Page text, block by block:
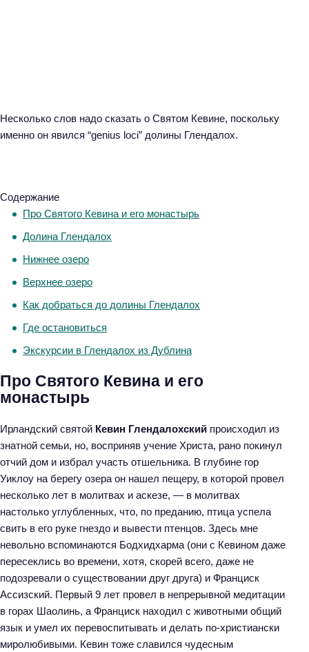
Несколько слов надо сказать о Святом Кевине, поскольку
именно он явился “genius loci” долины Глендалох.
Содержание
Про Святого Кевина и его монастырь
Долина Глендалох
Нижнее озеро
Верхнее озеро
Как добраться до долины Глендалох
Где остановиться
Экскурсии в Глендалох из Дублина
Про Святого Кевина и его
монастырь
Ирландский святой Кевин Глендалохский происходил из
знатной семьи, но, восприняв учение Христа, рано покинул
отчий дом и избрал участь отшельника. В глубине гор
Уиклоу на берегу озера он нашел пещеру, в которой провел
несколько лет в молитвах и аскезе, — в молитвах
настолько углубленных, что, по преданию, птица успела
свить в его руке гнездо и вывести птенцов. Здесь мне
невольно вспоминаются Бодхидхарма (они с Кевином даже
пересеклись во времени, хотя, скорей всего, даже не
подозревали о существовании друг друга) и Франциск
Ассизский. Первый 9 лет провел в непрерывной медитации
в горах Шаолинь, а Франциск находил с животными общий
язык и умел их перевоспитывать и делать по-христиански
миролюбивыми. Кевин тоже славился чудесным